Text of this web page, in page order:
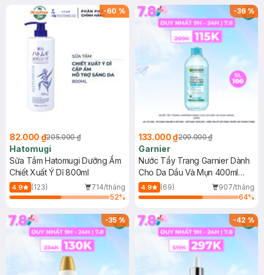
(SL có hạn)
-60 %
82.000 ₫205.000 ₫
Hatomugi
Sữa Tắm Hatomugi Dưỡng Ẩm
Chiết Xuất Ý Dĩ 800ml
4.9 (123)
714/tháng
52%
-36%
133.000 ₫209.000 ₫
Garnier
Nước Tẩy Trang Garnier Dành
Cho Da Dầu Và Mụn 400ml
(Mới)
4.9 (69)
907/tháng
64%
-35% -42%